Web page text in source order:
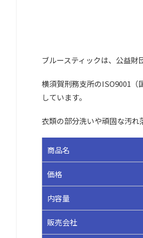
ブルースティックは、公益財
横須賀刑務支所のISO9001（
しています。
衣類の部分洗いや頑固な汚れ
商品名
価格
内容量
販売会社